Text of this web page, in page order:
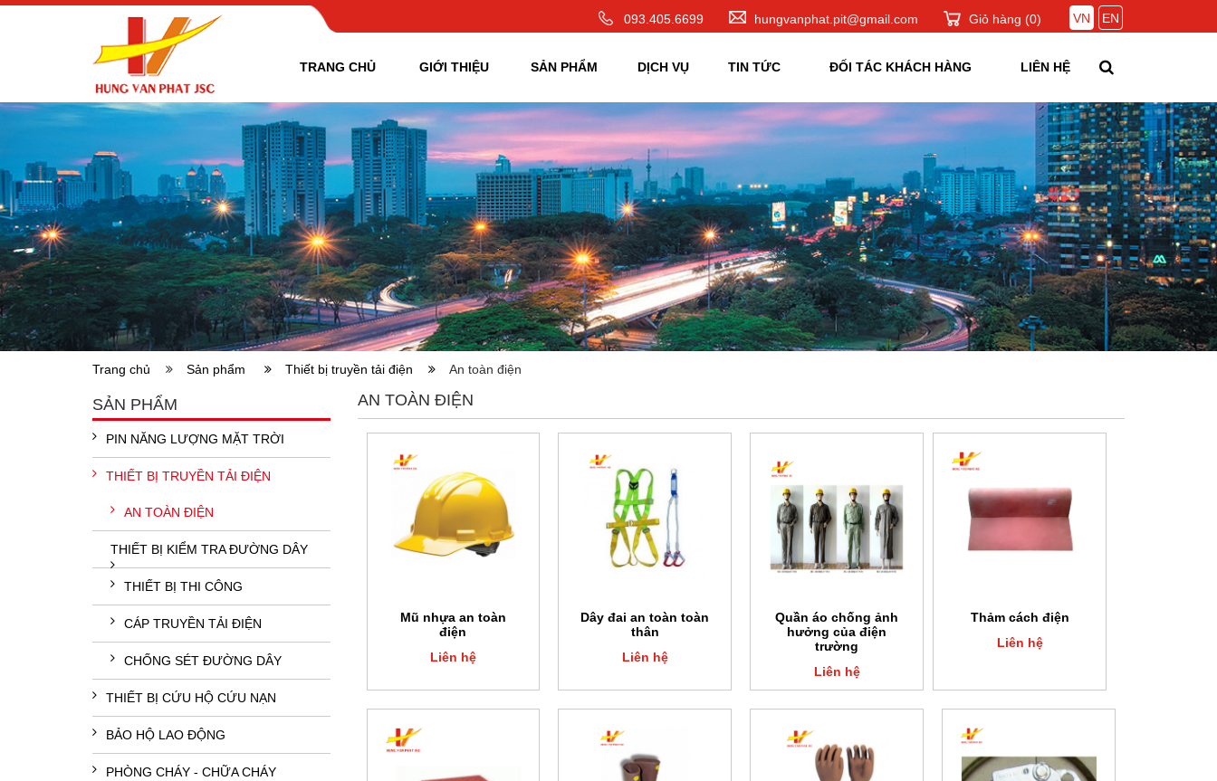
093.405.6699 hungvanphat.pit@gmail.com Giỏ hàng (0) VN EN
TRANG CHỦ GIỚI THIỆU SẢN PHẨM DỊCH VỤ TIN TỨC ĐỐI TÁC KHÁCH HÀNG LIÊN HỆ
Trang chủ Sản phẩm Thiết bị truyền tải điện An toàn điện
AN TOÀN ĐIỆN
Mũ nhựa an toàn
điện
Liên hệ
Dây đai an toàn toàn
thân
Liên hệ
Quần áo chống ảnh
hưởng của điện
trường
Liên hệ
Thảm cách điện
Liên hệ
SẢN PHẨM
PIN NĂNG LƯỢNG MẶT TRỜI
THIẾT BỊ TRUYỀN TẢI ĐIỆN
AN TOÀN ĐIỆN
THIẾT BỊ KIỂM TRA ĐƯỜNG DÂY
THIẾT BỊ THI CÔNG
CÁP TRUYỀN TẢI ĐIỆN
CHỐNG SÉT ĐƯỜNG DÂY
THIẾT BỊ CỨU HỘ CỨU NẠN
BẢO HỘ LAO ĐỘNG
PHÒNG CHÁY - CHỮA CHÁY